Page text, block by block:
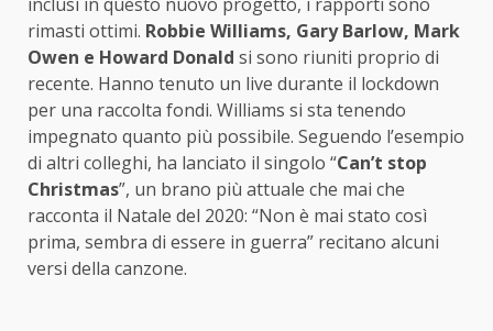
rimasti ottimi. Robbie Williams, Gary Barlow, Mark
Owen e Howard Donald si sono riuniti proprio di
recente. Hanno tenuto un live durante il lockdown
per una raccolta fondi. Williams si sta tenendo
impegnato quanto più possibile. Seguendo l’esempio
di altri colleghi, ha lanciato il singolo “Can’t stop
Christmas”, un brano più attuale che mai che
racconta il Natale del 2020: “Non è mai stato così
prima, sembra di essere in guerra” recitano alcuni
versi della canzone.